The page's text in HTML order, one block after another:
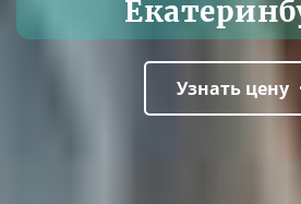
Узнать цену